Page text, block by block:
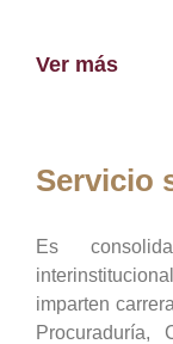
Ver más
Servicio
Es
imparten
Procuraduría,